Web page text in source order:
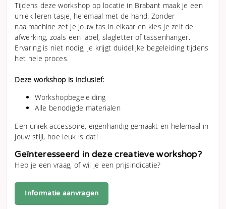
Tijdens deze workshop op locatie in Brabant maak je een
uniek leren tasje, helemaal met de hand. Zonder
naaimachine zet je jouw tas in elkaar en kies je zelf de
afwerking, zoals een label, slagletter of tassenhanger.
Ervaring is niet nodig, je krijgt duidelijke begeleiding tijdens
het hele proces.
Deze workshop is inclusief:
Workshopbegeleiding
Alle benodigde materialen
Een uniek accessoire, eigenhandig gemaakt en helemaal in
jouw stijl, hoe leuk is dat!
Geïnteresseerd in deze creatieve workshop?
Heb je een vraag, of wil je een prijsindicatie?
Informatie aanvragen